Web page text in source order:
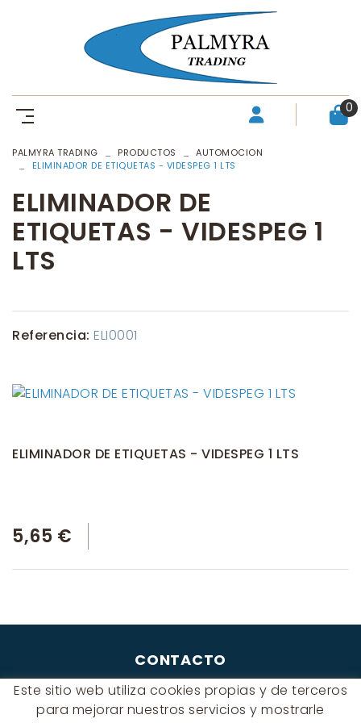
0
PALMYRA TRADING PRODUCTOS
AUTOMOCION
ELIMINADOR DE ETIQUETAS - VIDESPEG 1 LTS
ELIMINADOR DE
ETIQUETAS - VIDESPEG 1
LTS
Referencia: ELI0001
ELIMINADOR DE ETIQUETAS - VIDESPEG 1 LTS
5,65 €
CONTACTO
Albert Einstein, 54 - 60 - Nave 3
08940 Cornellà de Llobregat
(BARCELONA)
Este sitio web utiliza cookies propias y de terceros
para mejorar nuestros servicios y mostrarle